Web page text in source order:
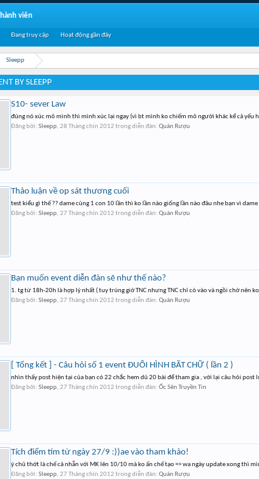
Sleepp
BY SLEEPP
S10- sever Law
đúng nó xúc mõ mình thì mình xúc lại ngay (vì bt mình ko chiếm mõ người khác kể cả yếu
Đăng bởi: Sleepp, 28 Tháng chín 2012 trong diễn đàn: Quán Rượu
Thảo luận về op sát thương cuối
test kiểu gì thế ?? dame cùng 1 con 10 lần thì ko lần nào giống lần nào đâu nhe bạn vì
Đăng bởi: Sleepp, 27 Tháng chín 2012 trong diễn đàn: Quán Rượu
Bạn muốn event diễn đàn sẽ như thế nào?
1. tg từ 18h-20h là hợp lý nhất ( tuy trùng giờ TNC nhưng TNC chỉ có vào và ngồi chờ nên
Đăng bởi: Sleepp, 27 Tháng chín 2012 trong diễn đàn: Quán Rượu
[ Tổng kết ] - Câu hỏi số 1 event ĐUỔI HÌNH BẮT CHỮ ( lần 2 )
nhìn thấy post hiện tại của bạn có 22 chắc hem dủ 20 bài để tham gia , với lại câu hỏi post
Đăng bởi: Sleepp, 27 Tháng chín 2012 trong diễn đàn: Ốc Sên Truyền Tin
Tích điểm tím từ ngày 27/9 :))ae vào tham khảo!
ý chũ thớt là chế cả nhẫn với MK lên 10/10 mà ko ấn chế tạo => wa ngày update xong thì
Đăng bởi: Sleepp, 27 Tháng chín 2012 trong diễn đàn: Quán Rượu
viên
Đang truy cập Hoạt động gần đây